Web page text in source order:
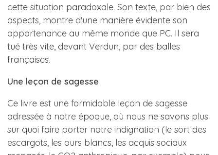
cette situation paradoxale. Son texte, par bien des
aspects, montre d'une manière évidente son
appartenance au même monde que PC. Il sera
tué très vite, devant Verdun, par des balles
françaises.
Une leçon de sagesse
Ce livre est une formidable leçon de sagesse
adressée à notre époque, où nous ne savons plus
sur quoi faire porter notre indignation (le sort des
escargots, les ours blancs, les acquis sociaux